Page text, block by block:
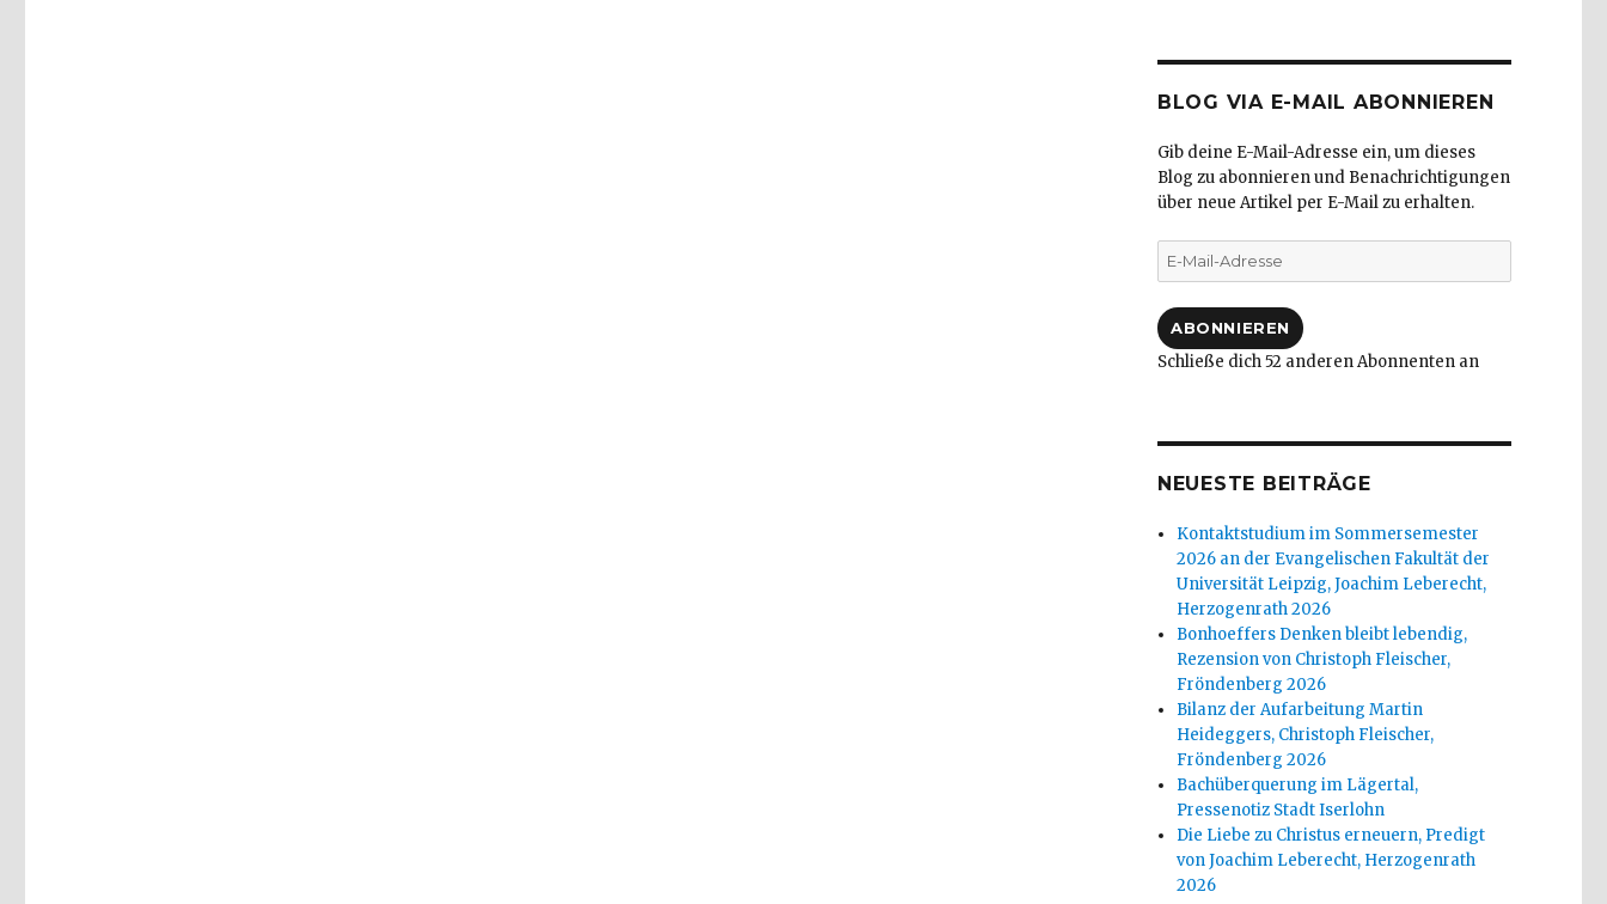
BLOG VIA E-MAIL ABONNIEREN
Gib deine E-Mail-Adresse ein, um dieses
Blog zu abonnieren und Benachrichtigungen
über neue Artikel per E-Mail zu erhalten.
E-
Mail-
ABONNIEREN
Schließe dich 52 anderen Abonnenten an
NEUESTE BEITRÄGE
Kontaktstudium im Sommersemester
2026 an der Evangelischen Fakultät der
Universität Leipzig, Joachim Leberecht,
Herzogenrath 2026
Bonhoeffers Denken bleibt lebendig,
Rezension von Christoph Fleischer,
Fröndenberg 2026
Bilanz der Aufarbeitung Martin
Heideggers, Christoph Fleischer,
Fröndenberg 2026
Bachüberquerung im Lägertal,
Pressenotiz Stadt Iserlohn
Die Liebe zu Christus erneuern, Predigt
von Joachim Leberecht, Herzogenrath
2026